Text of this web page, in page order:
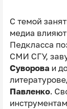
С темой
медиа
Педкласса
СМИ СГУ,
Сувороваи
Павленко.